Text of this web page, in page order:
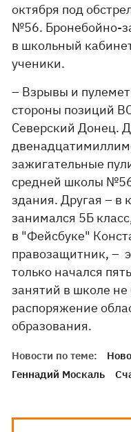
октября под
№56. Бронебойно-
в школьный
ученики.
– Взрывы и
стороны позиций
Северский Донец.
зажигательные
средней школы
здания. Другая – в
занимался 5Б
в "Фейсбуке"
правозащитник, –
только начался
занятий в школе не
распоряжение
образования.
Новости по теме:
Геннадий Москаль